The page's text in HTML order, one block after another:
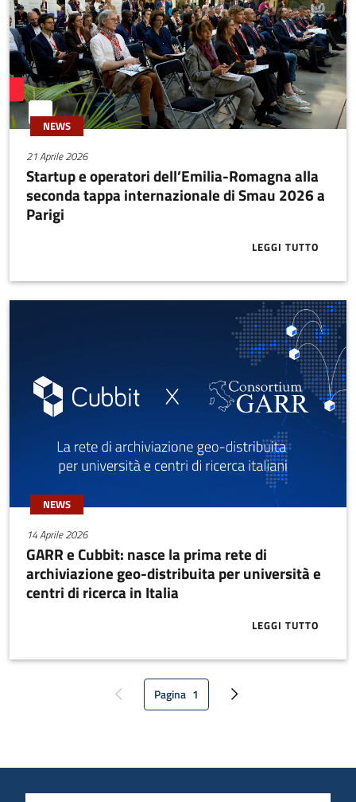
NEWS
21 Aprile 2026
Startup e operatori dell’Emilia-Romagna alla
seconda tappa internazionale di Smau 2026 a
Parigi
LEGGI TUTTO
ABOUT
NEWS
14 Aprile 2026
GARR e Cubbit: nasce la prima rete di
archiviazione geo-distribuita per università e
centri di ricerca in Italia
LEGGI TUTTO
ABOUT
Pagina precedentePagina attuale
Pagina 1 Pagina successiva